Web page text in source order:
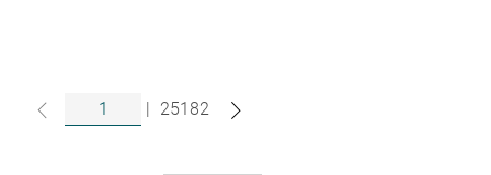
| 25182